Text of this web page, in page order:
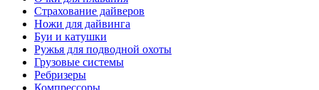
Страхование дайверов
Ножи для дайвинга
Буи и катушки
Ружья для подводной охоты
Грузовые системы
Ребризеры
Компрессоры